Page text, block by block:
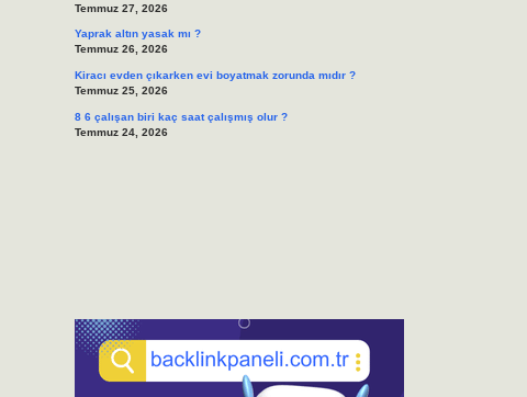
Temmuz 27, 2026
Yaprak altın yasak mı ?
Temmuz 26, 2026
Kiracı evden çıkarken evi boyatmak zorunda mıdır ?
Temmuz 25, 2026
8 6 çalışan biri kaç saat çalışmış olur ?
Temmuz 24, 2026